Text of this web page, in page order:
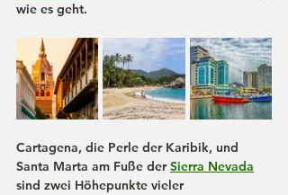
wie es geht.
Cartagena, die Perle der Karibik, und
Santa Marta am Fuße der Sierra Nevada
sind zwei Höhepunkte vieler